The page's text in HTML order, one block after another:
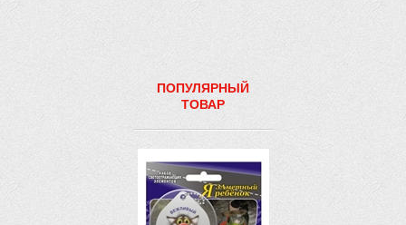
ПОПУЛЯРНЫЙ
ТОВАР